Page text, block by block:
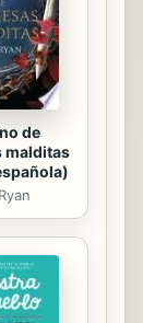
con el
de
malditas